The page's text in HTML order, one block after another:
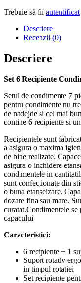
Trebuie să fii autentificat
Descriere
Recenzii (0)
Descriere
Set 6 Recipiente
Setul de condimente 7
pentru condimente nu
de nadejde si cel mai
contine 6 recipiente si
Recipientele sunt
a asigura o maxima
de bine realizate.
asigura o inchidere
condimentele in
sunt confectionate din
o buna etanseizare.
dozare fina sau mare.
curatat.Condimentele
capacului
Caracteristici:
6 recipiente + 1
Suport rotativ
in timpul rotatiei
Set recipiente